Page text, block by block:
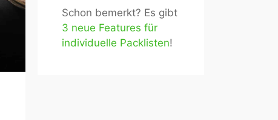
Schon bemerkt? Es gibt
3 neue Features für
individuelle Packlisten!